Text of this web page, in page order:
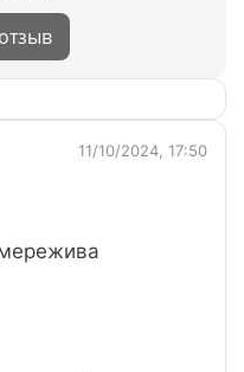
11/10/2024, 17:50